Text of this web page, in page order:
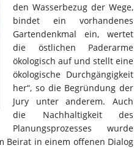
den Wasserbezug der Wege,
bindet ein vorhandenes
Gartendenkmal ein, wertet
die östlichen Paderarme
ökologisch auf und stellt eine
ökologische Durchgängigkeit
her“, so die Begründung der
Jury unter anderem. Auch
die Nachhaltigkeit des
Planungsprozesses wurde
Beirat in einem offenen Dialog